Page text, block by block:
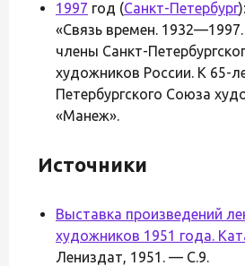
1997 год (Санкт-Петербург
«Связь времен.
члены Санкт-
художников России. К 65-
Петербургского Союза
«Манеж».
Источники
Выставка произведений
художников 1951 года.
Лениздат, 1951. — С.9.